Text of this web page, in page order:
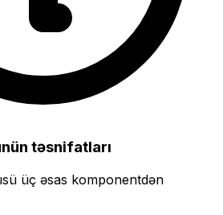
təsnifatları
üç əsas komponentdən